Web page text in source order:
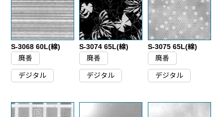
S-3068 60L(線)
廃番
デジタル
S-3074 65L(線)
廃番
デジタル
S-3075 65L(線)
廃番
デジタル